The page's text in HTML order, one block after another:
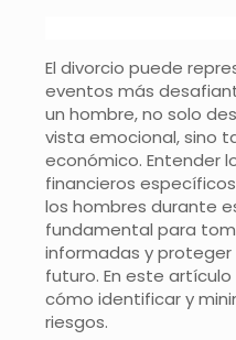
El divorcio puede
eventos más
un hombre, no solo
vista emocional, sino
económico. Entender
financieros
los hombres durante
fundamental para
informadas y
futuro. En este
cómo identificar y
riesgos.